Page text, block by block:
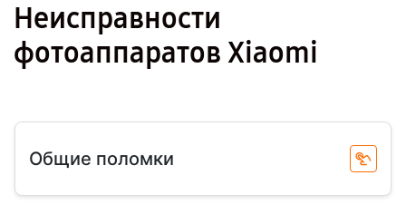
Неисправности
фотоаппаратов Xiaomi
Общие поломки